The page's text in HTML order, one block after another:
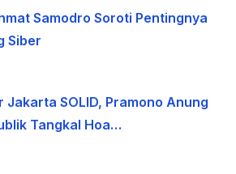
Samodro Soroti Pentingnya
Siber
Jakarta SOLID, Pramono Anung
Tangkal Hoa…